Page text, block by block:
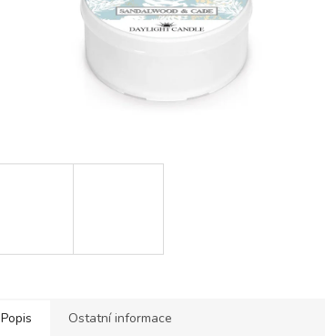
Popis Ostatní informace